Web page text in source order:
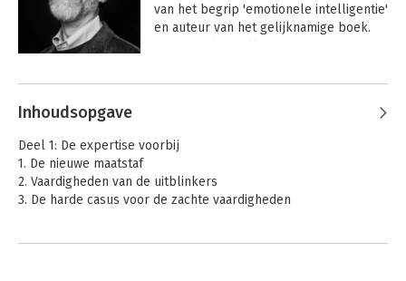
van het begrip 'emotionele intelligentie'
en auteur van het gelijknamige boek.
vertaald.
Andere boeken door Daniel
Goleman
Inhoudsopgave
Deel 1: De expertise voorbij
1. De nieuwe maatstaf
2. Vaardigheden van de uitblinkers
3. De harde casus voor de zachte vaardigheden